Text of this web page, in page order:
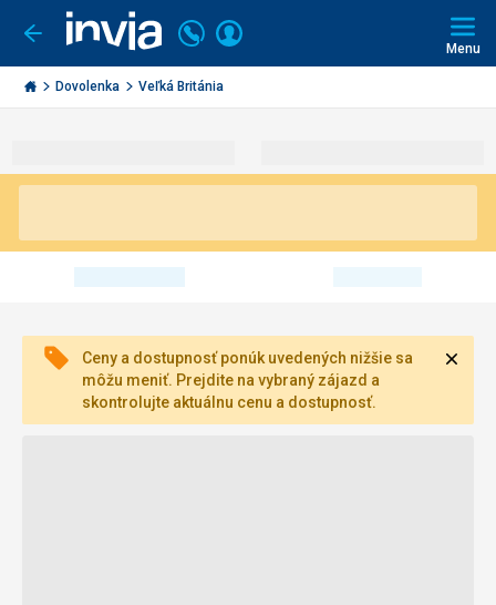
Ísť
späť
Invia.sk
Volajte
+421
2
3221
Prihlásiť
Menu
Dovolenka Veľká Británia
Ceny a dostupnosť ponúk uvedených nižšie sa
môžu meniť. Prejdite na vybraný zájazd a
skontrolujte aktuálnu cenu a dostupnosť.